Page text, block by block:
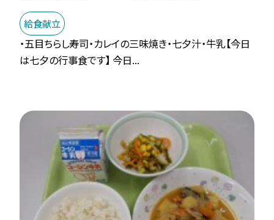
給食献立
・五目ちらし寿司・カレイの三味焼き・七夕汁・牛乳【今日
は七夕の行事食です】 今日...